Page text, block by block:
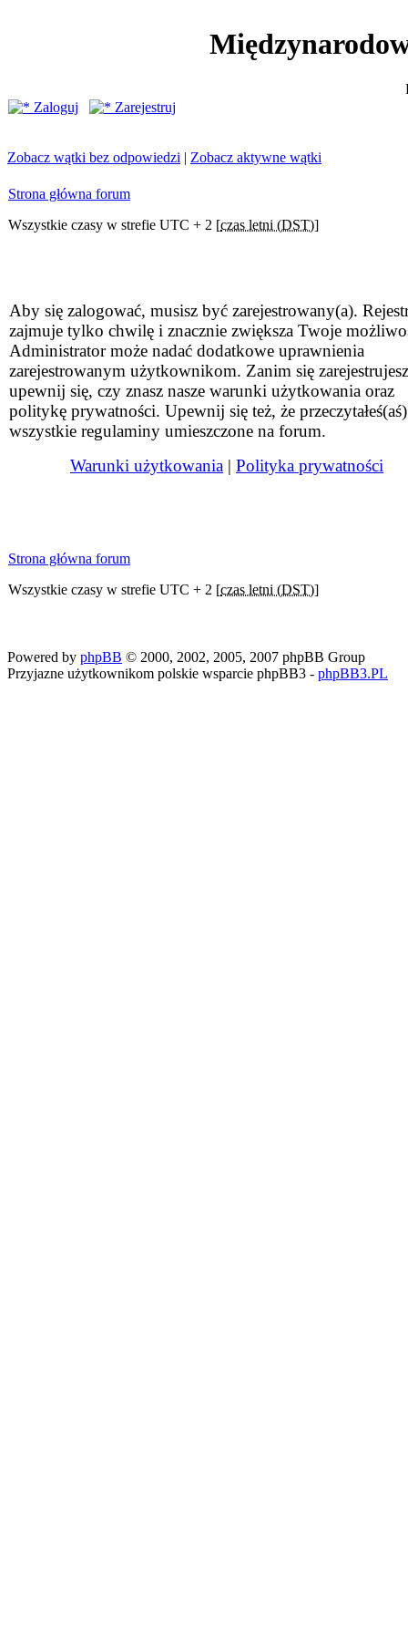
Zaloguj
Zarejestruj
Zobacz wątki bez odpowiedzi | Zobacz aktywne wątki
Strona główna forum
Wszystkie czasy w strefie UTC + 2 [czas letni (DST)]
Aby się zalogować, musisz być zarejestrowany(a).
zajmuje tylko chwilę i znacznie zwiększa Twoje
Administrator może nadać dodatkowe uprawnienia
zarejestrowanym użytkownikom. Zanim się
upewnij się, czy znasz nasze warunki użytkowania oraz
politykę prywatności. Upewnij się też, że przeczytałeś(aś)
wszystkie regulaminy umieszczone na forum.
Warunki użytkowania | Polityka prywatności
Strona główna forum
Wszystkie czasy w strefie UTC + 2 [czas letni (DST)]
Powered by phpBB © 2000, 2002, 2005, 2007 phpBB Group
Przyjazne użytkownikom polskie wsparcie phpBB3 - phpBB3.PL